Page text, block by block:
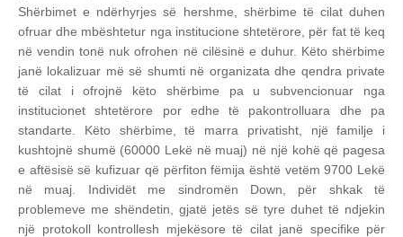
Shërbimet e ndërhyrjes së hershme, shërbime të cilat duhen
ofruar dhe mbështetur nga institucione shtetërore, për fat të keq
në vendin tonë nuk ofrohen në cilësinë e duhur. Këto shërbime
janë lokalizuar më së shumti në organizata dhe qendra private
të cilat i ofrojnë këto shërbime pa u subvencionuar nga
institucionet shtetërore por edhe të pakontrolluara dhe pa
standarte. Këto shërbime, të marra privatisht, një familje i
kushtojnë shumë (60000 Lekë në muaj) në një kohë që pagesa
e aftësisë së kufizuar që përfiton fëmija është vetëm 9700 Lekë
në muaj.
Individët me sindromën Down, për shkak të
problemeve me shëndetin, gjatë jetës së tyre duhet të ndjekin
një protokoll kontrollesh mjekësore të cilat janë specifike për